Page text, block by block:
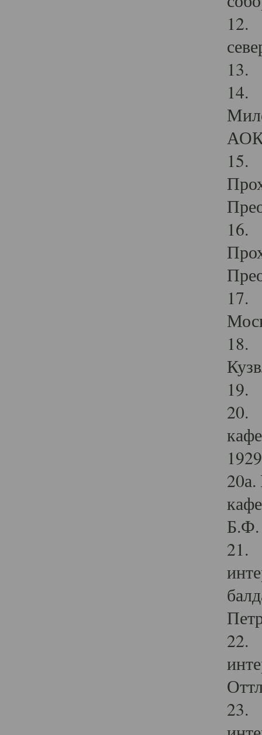
12.
13.
14.
15.
16.
17.
18.
19.
20.
Б.Ф.
21.
22.
23.